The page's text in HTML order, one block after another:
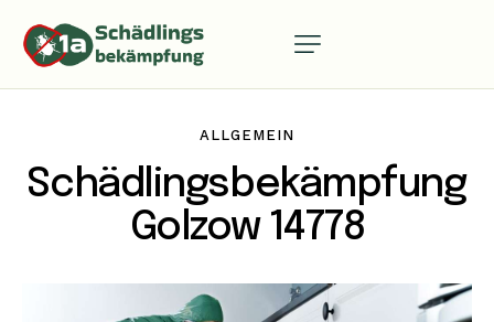
ALLGEMEIN
Schädlingsbekämpfung
Golzow 14778